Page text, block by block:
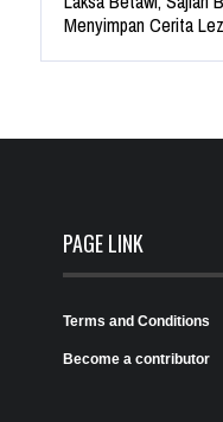
Menyimpan Cerita
PAGE LINK
Terms and Conditions
Become a contributor